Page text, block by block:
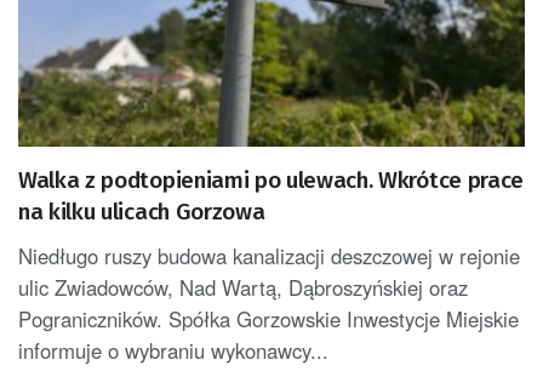
Walka z podtopieniami po ulewach. Wkrótce prace
na kilku ulicach Gorzowa
Niedługo ruszy budowa kanalizacji deszczowej w rejonie
ulic Zwiadowców, Nad Wartą, Dąbroszyńskiej oraz
Pograniczników. Spółka Gorzowskie Inwestycje Miejskie
informuje o wybraniu wykonawcy...